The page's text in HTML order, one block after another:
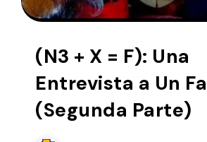
(N3 + X = F): Una
Entrevista a Un
(Segunda Parte)